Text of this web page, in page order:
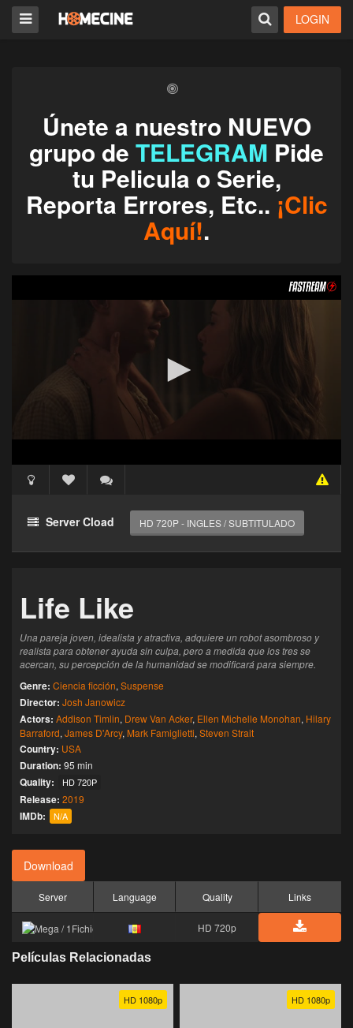
LOGIN
Únete a nuestro NUEVO
grupo de TELEGRAM Pide
tu Pelicula o Serie,
Reporta Errores, Etc.. ¡Clic
Aquí!.
Haz clic 3 veces en el botón para desbloquear este
reproductor
Server Cload HD 720P - INGLES / SUBTITULADO
Life Like
Una pareja joven, idealista y atractiva, adquiere un robot asombroso y
realista para obtener ayuda sin culpa, pero a medida que los tres se
acercan, su percepción de la humanidad se modificará para siempre.
Genre: Ciencia ficción, Suspense
Director: Josh Janowicz
Actors: Addison Timlin, Drew Van Acker, Ellen Michelle Monohan, Hilary
Barraford, James D'Arcy, Mark Famiglietti, Steven Strait
Country: USA
Duration: 95 min
Quality: HD 720P
Release: 2019
IMDb: N/A
Download
Server Language Quality Links
HD 720p
Películas Relacionadas
HD 1080p HD 1080p